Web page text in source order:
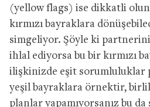
(yellow flags) ise dikkatli
kırmızı bayraklara
simgeliyor. Şöyle ki
ihlal ediyorsa bu bir kırmızı
ilişkinizde eşit sorumluluklar
yeşil bayraklara örnektir,
planlar yapamıyorsanız bu